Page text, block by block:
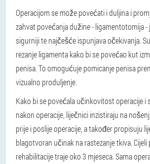
Operacijom se može povećati i duljina i
zahvat povećanja dužine - ligamentotomija -
sigurniji te najčešće ispunjava očekivanja.
rezanje ligamenta kako bi se povećao kut
penisa. To omogućuje pomicanje penisa
vizualno produljenje.
Kako bi se povećala učinkovitost operacije i
nakon operacije, liječnici inzistiraju na
prije i poslije operacije, a također propisuju
blagotvoran učinak na rastezanje tkiva.
rehabilitacije traje oko 3 mjeseca. Sama